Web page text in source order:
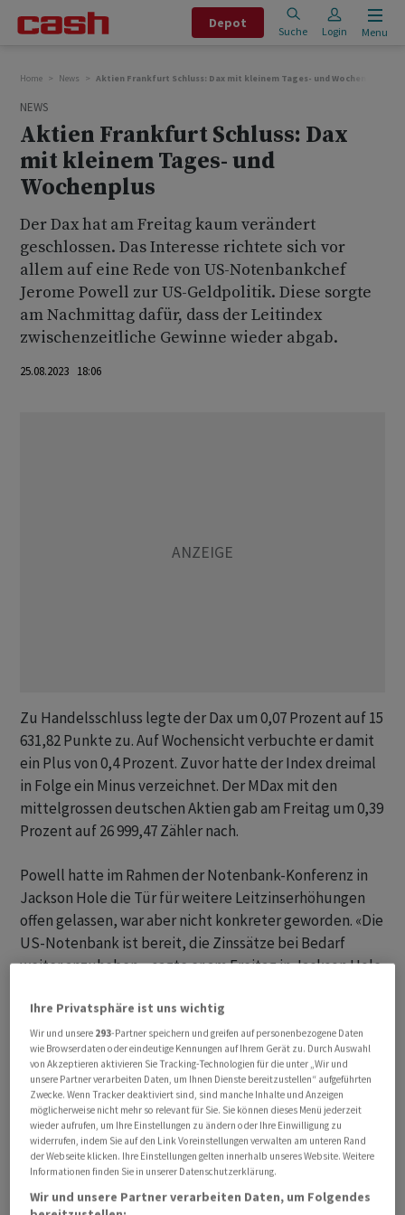
Depot
Suche Login Menu
Home News Aktien Frankfurt Schluss: Dax mit kleinem Tages- und Wochenplus
NEWS
Aktien Frankfurt Schluss: Dax
mit kleinem Tages- und
Wochenplus
Der Dax hat am Freitag kaum verändert
geschlossen. Das Interesse richtete sich vor
allem auf eine Rede von US-Notenbankchef
Jerome Powell zur US-Geldpolitik. Diese sorgte
am Nachmittag dafür, dass der Leitindex
zwischenzeitliche Gewinne wieder abgab.
25.08.2023 18:06
Zu Handelsschluss legte der Dax um 0,07 Prozent auf 15
631,82 Punkte zu. Auf Wochensicht verbuchte er damit
ein Plus von 0,4 Prozent. Zuvor hatte der Index dreimal
in Folge ein Minus verzeichnet. Der MDax mit den
mittelgrossen deutschen Aktien gab am Freitag um 0,39
Prozent auf 26 999,47 Zähler nach.
Powell hatte im Rahmen der Notenbank-Konferenz in
Jackson Hole die Tür für weitere Leitzinserhöhungen
offen gelassen, war aber nicht konkreter geworden. «Die
US-Notenbank ist bereit, die Zinssätze bei Bedarf
weiter anzuheben», sagte er am Freitag in Jackson Hole.
Interpretation der Aussagen. Klare Erkenntnisse
konnten sie daraus nicht ziehen.
Nach Einschätzung der ING Bank signalisierte Powell
nicht nur, dass die Zinsen hoch bleiben, sondern auch,
dass die Fed bei weiteren Zinserhöhungen vorsichtig
vorgehen sollte. Ökonom James Knightley geht davon
aus, dass im September eine Pause eingelegt wird,
danach aber Unsicherheit herrsche. «Die Märkte sehen
Ihre Privatsphäre ist uns wichtig
Wir und unsere 293-Partner speichern und greifen auf personenbezogene Daten
wie Browserdaten oder eindeutige Kennungen auf Ihrem Gerät zu. Durch Auswahl
von Akzeptieren aktivieren Sie Tracking-Technologien für die unter „Wir und
unsere Partner verarbeiten Daten, um Ihnen Dienste bereitzustellen“ aufgeführten
Zwecke. Wenn Tracker deaktiviert sind, sind manche Inhalte und Anzeigen
möglicherweise nicht mehr so relevant für Sie. Sie können dieses Menü jederzeit
wieder aufrufen, um Ihre Einstellungen zu ändern oder Ihre Einwilligung zu
widerrufen, indem Sie auf den Link Voreinstellungen verwalten am unteren Rand
der Webseite klicken. Ihre Einstellungen gelten innerhalb unseres Website. Weitere
Informationen finden Sie in unserer Datenschutzerklärung.
Wir und unsere Partner verarbeiten Daten, um Folgendes